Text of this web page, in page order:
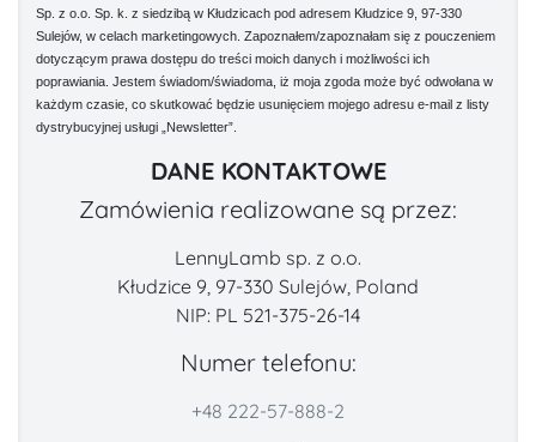
Sp. z o.o. Sp. k. z siedzibą w Kłudzicach pod adresem Kłudzice 9, 97-330
Sulejów, w celach marketingowych. Zapoznałem/zapoznałam się z pouczeniem
dotyczącym prawa dostępu do treści moich danych i możliwości ich
poprawiania. Jestem świadom/świadoma, iż moja zgoda może być odwołana w
każdym czasie, co skutkować będzie usunięciem mojego adresu e-mail z listy
dystrybucyjnej usługi „Newsletter”.
DANE KONTAKTOWE
Zamówienia realizowane są przez:
LennyLamb sp. z o.o.
Kłudzice 9, 97-330 Sulejów, Poland
NIP: PL 521-375-26-14
Numer telefonu:
+48 222-57-888-2